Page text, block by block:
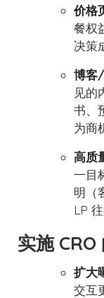
价格
餐权
决策
博客
见的
书、
为商
高质
一目
明（
LP
实施
扩大
交互